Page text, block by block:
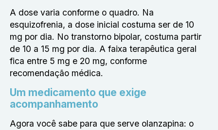
A dose varia conforme o quadro. Na
esquizofrenia, a dose inicial costuma ser de 10
mg por dia. No transtorno bipolar, costuma partir
de 10 a 15 mg por dia. A faixa terapêutica geral
fica entre 5 mg e 20 mg, conforme
recomendação médica.
Um medicamento que exige
acompanhamento
Agora você sabe para que serve olanzapina: o